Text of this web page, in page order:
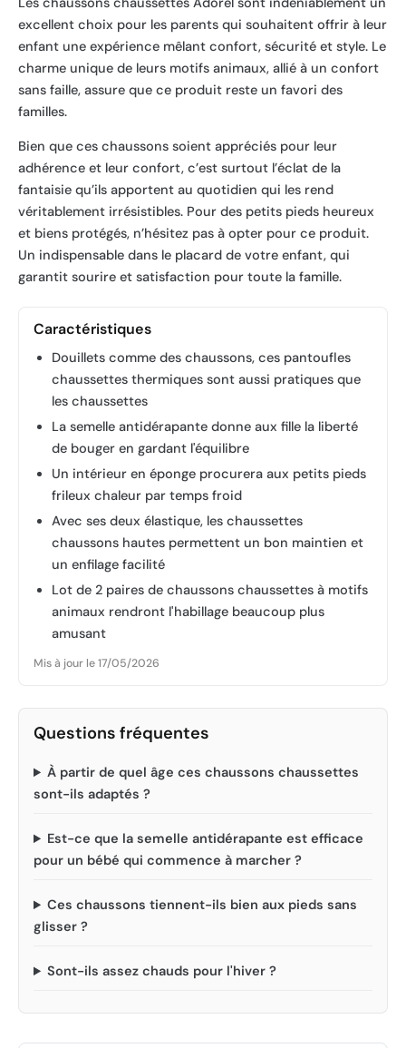
excellent choix pour les parents qui souhaitent offrir à leur
enfant une expérience mêlant confort, sécurité et style. Le
charme unique de leurs motifs animaux, allié à un confort
sans faille, assure que ce produit reste un favori des
familles.
Bien que ces chaussons soient appréciés pour leur
adhérence et leur confort, c’est surtout l’éclat de la
fantaisie qu’ils apportent au quotidien qui les rend
véritablement irrésistibles. Pour des petits pieds heureux
et biens protégés, n’hésitez pas à opter pour ce produit.
Un indispensable dans le placard de votre enfant, qui
garantit sourire et satisfaction pour toute la famille.
Caractéristiques
Douillets comme des chaussons, ces pantoufles
chaussettes thermiques sont aussi pratiques que
les chaussettes
La semelle antidérapante donne aux fille la liberté
de bouger en gardant l'équilibre
Un intérieur en éponge procurera aux petits pieds
frileux chaleur par temps froid
Avec ses deux élastique, les chaussettes
chaussons hautes permettent un bon maintien et
un enfilage facilité
Lot de 2 paires de chaussons chaussettes à motifs
animaux rendront l'habillage beaucoup plus
amusant
Mis à jour le 17/05/2026
Questions fréquentes
À partir de quel âge ces chaussons chaussettes
sont-ils adaptés ?
Est-ce que la semelle antidérapante est efficace
pour un bébé qui commence à marcher ?
Ces chaussons tiennent-ils bien aux pieds sans
glisser ?
Sont-ils assez chauds pour l'hiver ?